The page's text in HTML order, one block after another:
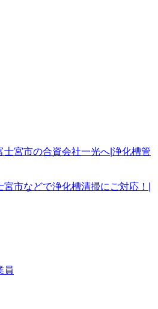
市などで浄化槽清掃にご対応！|
員